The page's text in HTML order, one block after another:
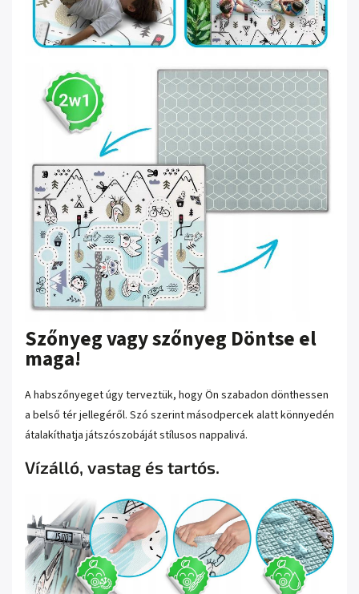
Szőnyeg vagy szőnyeg Döntse el
maga!
A habszőnyeget úgy terveztük, hogy Ön szabadon dönthessen
a belső tér jellegéről. Szó szerint másodpercek alatt könnyedén
átalakíthatja játszószobáját stílusos nappalivá.
Vízálló, vastag és tartós.